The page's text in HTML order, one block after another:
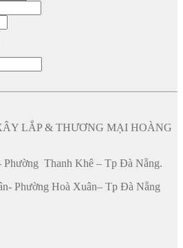
LẮP & THƯƠNG MẠI HOÀNG
Phường Thanh Khê – Tp Đà Nẵng.
Phường Hoà Xuân– Tp Đà Nẵng